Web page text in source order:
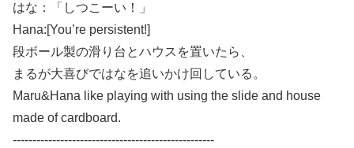
はな：「しつこーい！」
Hana:[You’re persistent!]
段ボール製の滑り台とハウスを置いたら、
まるが大喜びではなを追いかけ回している。
Maru&Hana like playing with using the slide and house
made of cardboard.
---------------------------------------------------